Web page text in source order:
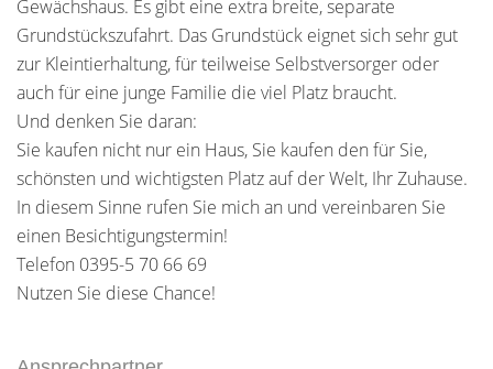
Gewächshaus. Es gibt eine extra breite, separate
Grundstückszufahrt. Das Grundstück eignet sich sehr gut
zur Kleintierhaltung, für teilweise Selbstversorger oder
auch für eine junge Familie die viel Platz braucht.
Und denken Sie daran:
Sie kaufen nicht nur ein Haus, Sie kaufen den für Sie,
schönsten und wichtigsten Platz auf der Welt, Ihr Zuhause.
In diesem Sinne rufen Sie mich an und vereinbaren Sie
einen Besichtigungstermin!
Telefon 0395-5 70 66 69
Nutzen Sie diese Chance!